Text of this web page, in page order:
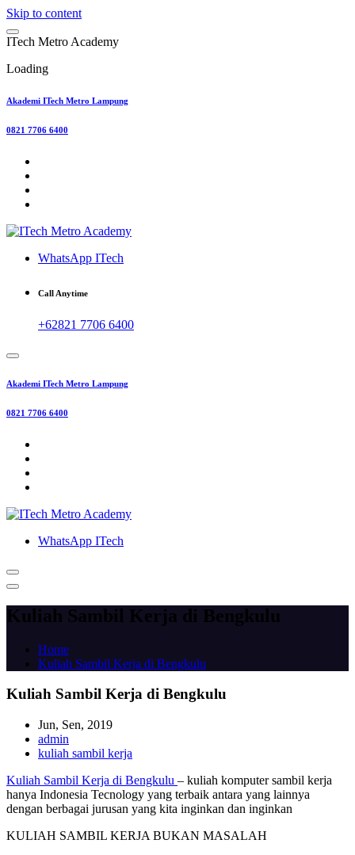
Skip to content
ITech Metro Academy
Loading
Akademi ITech Metro Lampung
0821 7706 6400
WhatsApp ITech
Call Anytime
+62821 7706 6400
Akademi ITech Metro Lampung
0821 7706 6400
WhatsApp ITech
Kuliah Sambil Kerja di Bengkulu
Home
Kuliah Sambil Kerja di Bengkulu
Kuliah Sambil Kerja di Bengkulu
Jun, Sen, 2019
admin
kuliah sambil kerja
Kuliah Sambil Kerja di Bengkulu – kuliah komputer sambil kerja
hanya Indonesia Tecnology yang terbaik antara yang lainnya
dengan berbagai jurusan yang kita inginkan dan inginkan
KULIAH SAMBIL KERJA BUKAN MASALAH